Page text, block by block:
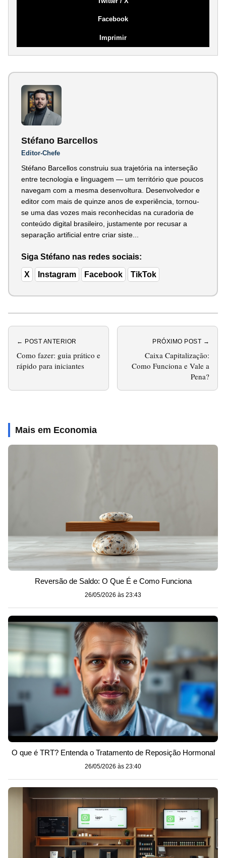
Facebook
Imprimir
Stéfano Barcellos
Editor-Chefe
Stéfano Barcellos construiu sua trajetória na interseção
entre tecnologia e linguagem — um território que poucos
navegam com a mesma desenvoltura. Desenvolvedor e
editor com mais de quinze anos de experiência, tornou-
se uma das vozes mais reconhecidas na curadoria de
conteúdo digital brasileiro, justamente por recusar a
separação artificial entre criar siste...
Siga Stéfano nas redes sociais:
X Instagram Facebook TikTok
← POST ANTERIOR
Como fazer: guia prático e
rápido para iniciantes
PRÓXIMO POST →
Caixa Capitalização:
Como Funciona e Vale a
Pena?
Mais em Economia
Reversão de Saldo: O Que É e Como Funciona
26/05/2026 às 23:43
O que é TRT? Entenda o Tratamento de Reposição Hormonal
26/05/2026 às 23:40